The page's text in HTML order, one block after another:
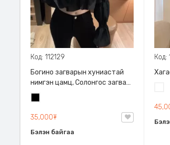
Код: 112129
Богино загварын хуниастай
нимгэн цамц, Солонгос загвар,
Урт ханцуйтай, Товчтой
35,000₮
Бэлэн байгаа
Код: